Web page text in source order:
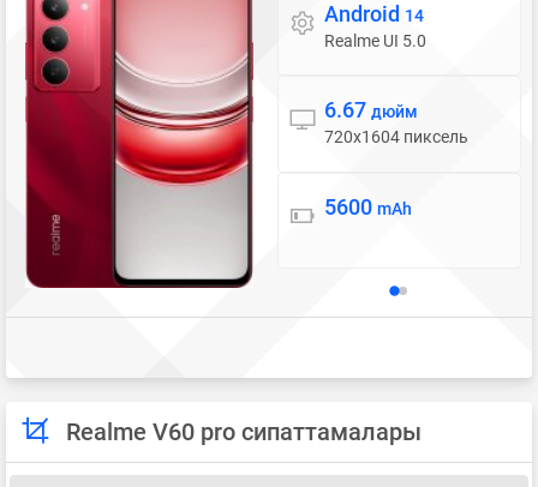
Операциялық жүйе
Android 14
Realme UI 5.0
Дисплей
6.67 дюйм
720x1604 пиксель
Батарея
5600 mAh
Realme V60 pro сипаттамалары